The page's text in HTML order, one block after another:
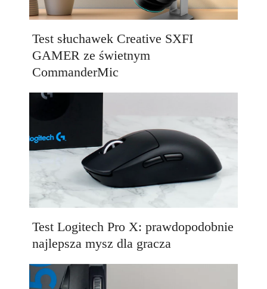
Test słuchawek Creative SXFI
GAMER ze świetnym
CommanderMic
Test Logitech Pro X: prawdopodobnie
najlepsza mysz dla gracza